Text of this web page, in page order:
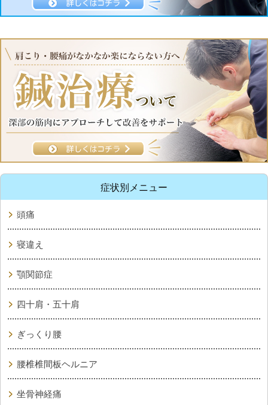
症状別メニュー
頭痛
寝違え
顎関節症
四十肩・五十肩
ぎっくり腰
腰椎椎間板ヘルニア
坐骨神経痛